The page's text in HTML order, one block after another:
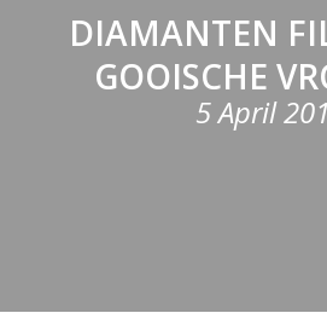
DIAMANTEN
GOOISCHE
5 April